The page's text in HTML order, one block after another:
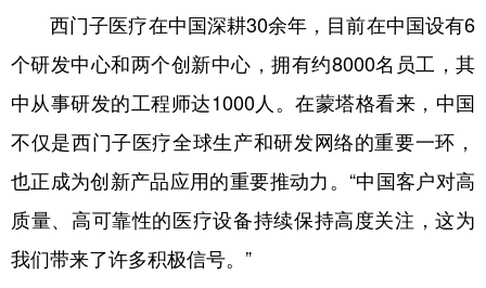
陕西 甘肃 青海 宁夏
新疆 内蒙古 黑龙江
多语种频道
English Español
西门子医疗在中国深耕30余年，目前在中国设有6
个研发中心和两个创新中心，拥有约8000名员工，其
中从事研发的工程师达1000人。在蒙塔格看来，中国
不仅是西门子医疗全球生产和研发网络的重要一环，
也正成为创新产品应用的重要推动力。“中国客户对高
质量、高可靠性的医疗设备持续保持高度关注，这为
我们带来了许多积极信号。”